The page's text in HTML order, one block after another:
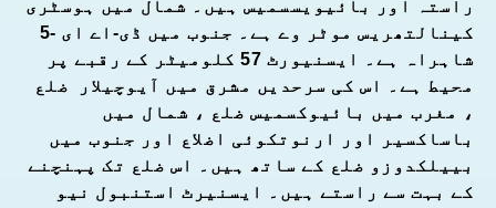
راستہ اور بائیویسسمیس ہیں۔ شمال میں ہوسٹری
کینالتھریس موٹر وے ہے۔ جنوب میں ڈی-اے ای -5
شاہراہ ہے۔ ایسنیورٹ 57 کلومیٹر کے رقبے پر
محیط ہے۔ اس کی سرحدیں مشرق میں آیوچیلار ضلع
، مغرب میں بائیوکسمیس ضلع ، شمال میں
باساکسیر اور ارنوتکوئی اضلاع اور جنوب میں
بییلکدوزو ضلع کے ساتھ ہیں۔ اس ضلع تک پہنچنے
کے بہت سے راستے ہیں۔ ایسنیرٹ استنبول نیو